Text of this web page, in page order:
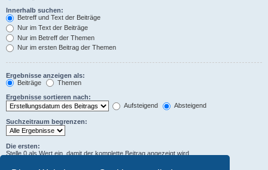
Innerhalb suchen:
Betreff und Text der Beiträge
Nur im Text der Beiträge
Nur im Betreff der Themen
Nur im ersten Beitrag der Themen
Ergebnisse anzeigen als:
Beiträge
Themen
Ergebnisse sortieren nach:
Aufsteigend
Absteigend
Suchzeitraum begrenzen:
Die ersten:
Stelle 0 als Wert ein, damit der komplette Beitrag angezeigt wird.